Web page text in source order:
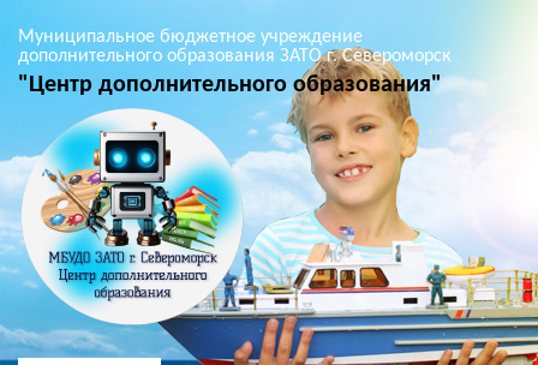
Муниципальное бюджетное учреждение
дополнительного образования ЗАТО г. Североморск
"Центр дополнительного образования"